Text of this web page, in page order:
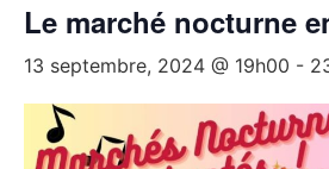
Le marché nocturne
13 septembre, 2024 @ 19h00 -